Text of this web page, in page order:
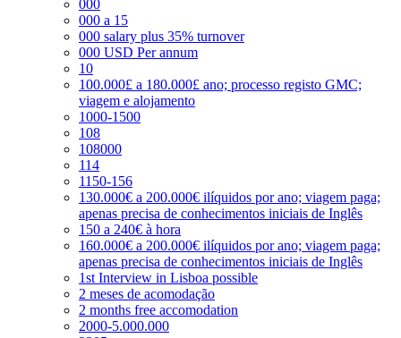
000
000 a 15
000 salary plus 35% turnover
000 USD Per annum
10
100.000£ a 180.000£ ano; processo registo GMC;
viagem e alojamento
1000-1500
108
108000
114
1150-156
130.000€ a 200.000€ ilíquidos por ano; viagem paga;
apenas precisa de conhecimentos iniciais de Inglês
150 a 240€ à hora
160.000€ a 200.000€ ilíquidos por ano; viagem paga;
apenas precisa de conhecimentos iniciais de Inglês
1st Interview in Lisboa possible
2 meses de acomodação
2 months free accomodation
2000-5.000.000